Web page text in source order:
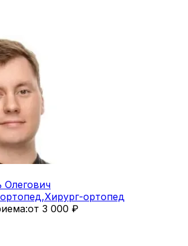
Олегович
,Хирург-ортопед
от 3 000 ₽